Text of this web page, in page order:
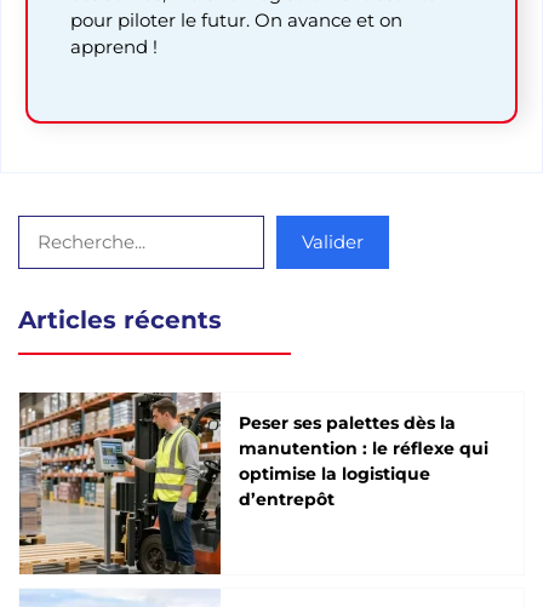
pour piloter le futur. On avance et on
apprend !
Valider
Articles récents
Peser ses palettes dès la
manutention : le réflexe qui
optimise la logistique
d’entrepôt